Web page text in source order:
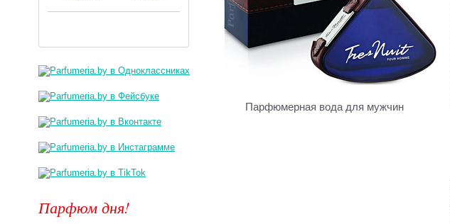
Парфюмерная вода для мужчин
Парфюм дня!